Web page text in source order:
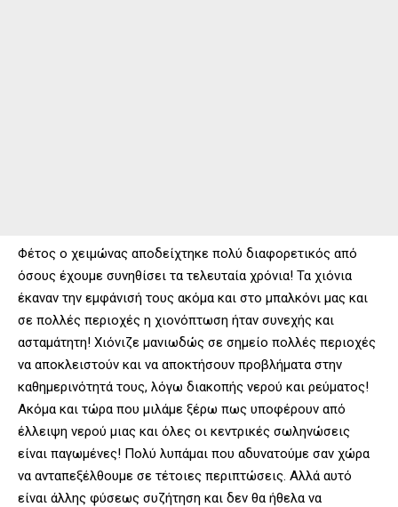
Φέτος ο χειμώνας αποδείχτηκε πολύ διαφορετικός από
όσους έχουμε συνηθίσει τα τελευταία χρόνια! Τα χιόνια
έκαναν την εμφάνισή τους ακόμα και στο μπαλκόνι μας και
σε πολλές περιοχές η χιονόπτωση ήταν συνεχής και
ασταμάτητη! Χιόνιζε μανιωδώς σε σημείο πολλές περιοχές
να αποκλειστούν και να αποκτήσουν προβλήματα στην
καθημερινότητά τους, λόγω διακοπής νερού και ρεύματος!
Ακόμα και τώρα που μιλάμε ξέρω πως υποφέρουν από
έλλειψη νερού μιας και όλες οι κεντρικές σωληνώσεις
είναι παγωμένες! Πολύ λυπάμαι που αδυνατούμε σαν χώρα
να ανταπεξέλθουμε σε τέτοιες περιπτώσεις. Αλλά αυτό
είναι άλλης φύσεως συζήτηση και δεν θα ήθελα να